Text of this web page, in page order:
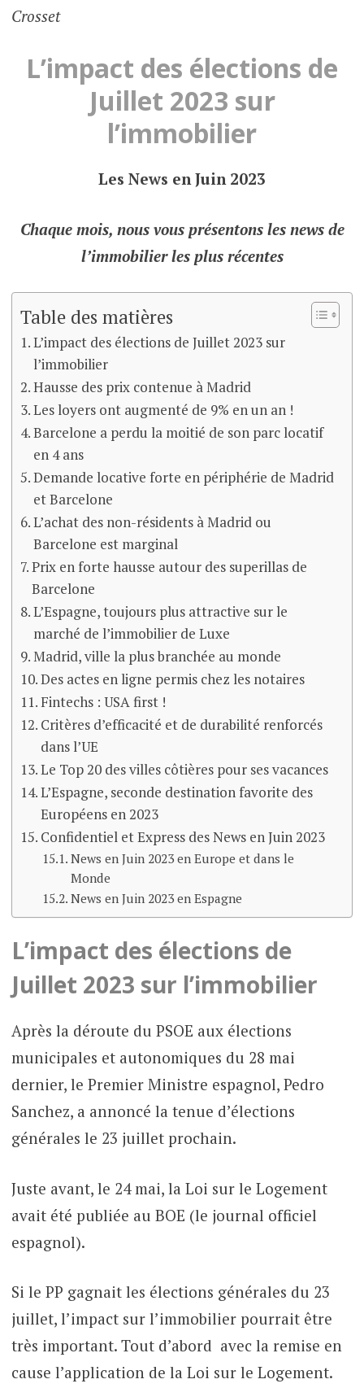
Crosset
L’impact des élections de
Juillet 2023 sur
l’immobilier
Les News en Juin 2023
Chaque mois, nous vous présentons les news de
l’immobilier les plus récentes
Table des matières
L’impact des élections de Juillet 2023 sur
l’immobilier
Hausse des prix contenue à Madrid
Les loyers ont augmenté de 9% en un an !
Barcelone a perdu la moitié de son parc locatif
en 4 ans
Demande locative forte en périphérie de Madrid
et Barcelone
L’achat des non-résidents à Madrid ou
Barcelone est marginal
Prix en forte hausse autour des superillas de
Barcelone
L’Espagne, toujours plus attractive sur le
marché de l’immobilier de Luxe
Madrid, ville la plus branchée au monde
Des actes en ligne permis chez les notaires
Fintechs : USA first !
Critères d’efficacité et de durabilité renforcés
dans l’UE
Le Top 20 des villes côtières pour ses vacances
L’Espagne, seconde destination favorite des
Européens en 2023
Confidentiel et Express des News en Juin 2023
News en Juin 2023 en Europe et dans le
Monde
News en Juin 2023 en Espagne
L’impact des élections de
Juillet 2023 sur l’immobilier
Après la déroute du PSOE aux élections
municipales et autonomiques du 28 mai
dernier, le Premier Ministre espagnol, Pedro
Sanchez, a annoncé la tenue d’élections
générales le 23 juillet prochain.
Juste avant, le 24 mai, la Loi sur le Logement
avait été publiée au BOE (le journal officiel
espagnol).
Si le PP gagnait les élections générales du 23
juillet, l’impact sur l’immobilier pourrait être
très important. Tout d’abord avec la remise en
cause l’application de la Loi sur le Logement.